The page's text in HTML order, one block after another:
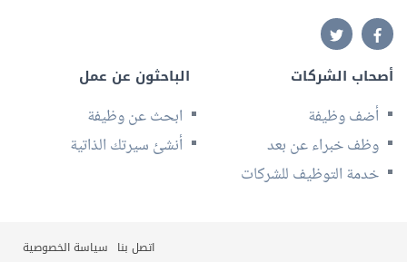
أصحاب الشركات
أضف وظيفة
وظف خبراء عن بعد
خدمة التوظيف للشركات
الباحثون عن عمل
ابحث عن وظيفة
أنشئ سيرتك الذاتية
اتصل بنا سياسة الخصوصية